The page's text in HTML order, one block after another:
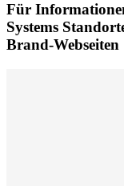
Für
Systems
Brand-Webseiten